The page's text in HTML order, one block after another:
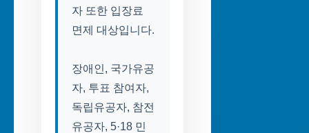
자 또한 입장료
면제 대상입니다.
장애인, 국가유공
자, 투표 참여자,
독립유공자, 참전
유공자, 5·18 민